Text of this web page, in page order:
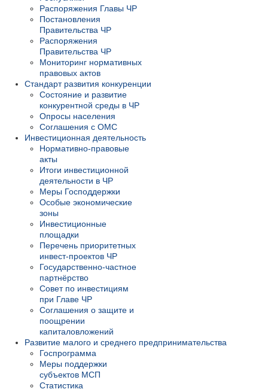
Распоряжения Главы ЧР
Постановления
Правительства ЧР
Распоряжения
Правительства ЧР
Мониторинг нормативных
правовых актов
Стандарт развития конкуренции
Состояние и развитие
конкурентной среды в ЧР
Опросы населения
Соглашения с ОМС
Инвестиционная деятельность
Нормативно-правовые
акты
Итоги инвестиционной
деятельности в ЧР
Меры Господдержки
Особые экономические
зоны
Инвестиционные
площадки
Перечень приоритетных
инвест-проектов ЧР
Государственно-частное
партнёрство
Совет по инвестициям
при Главе ЧР
Соглашения о защите и
поощрении
капиталовложений
Развитие малого и среднего предпринимательства
Госпрограмма
Меры поддержки
субъектов МСП
Статистика